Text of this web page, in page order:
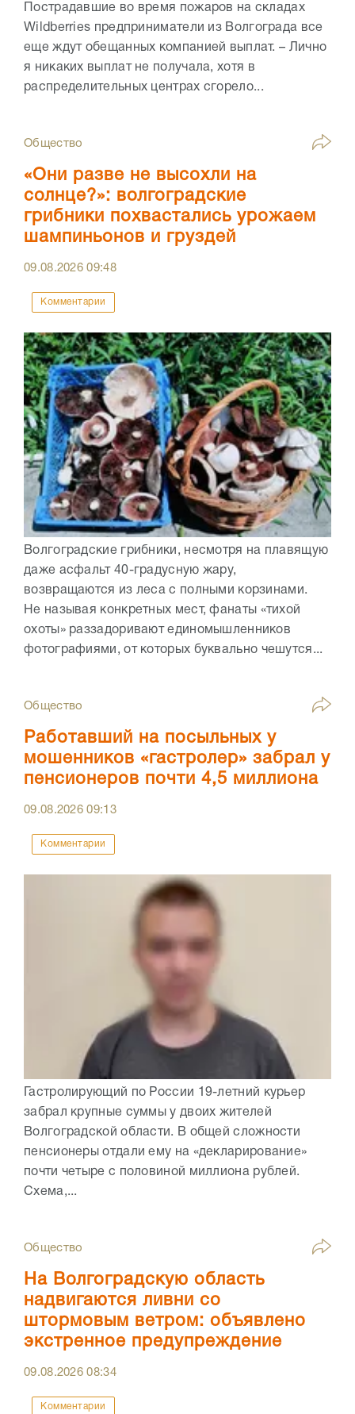
Пострадавшие во время пожаров на складах
Wildberries предприниматели из Волгограда все
еще ждут обещанных компанией выплат. – Лично
я никаких выплат не получала, хотя в
распределительных центрах сгорело...
Общество
«Они разве не высохли на
солнце?»: волгоградские
грибники похвастались урожаем
шампиньонов и груздей
09.08.202609:48
Комментарии
Волгоградские грибники, несмотря на плавящую
даже асфальт 40-градусную жару,
возвращаются из леса с полными корзинами.
Не называя конкретных мест, фанаты «тихой
охоты» раззадоривают единомышленников
фотографиями, от которых буквально чешутся...
Общество
Работавший на посыльных у
мошенников «гастролер» забрал у
пенсионеров почти 4,5 миллиона
09.08.202609:13
Комментарии
Гастролирующий по России 19-летний курьер
забрал крупные суммы у двоих жителей
Волгоградской области. В общей сложности
пенсионеры отдали ему на «декларирование»
почти четыре с половиной миллиона рублей.
Схема,...
Общество
На Волгоградскую область
надвигаются ливни со
штормовым ветром: объявлено
экстренное предупреждение
09.08.202608:34
Комментарии